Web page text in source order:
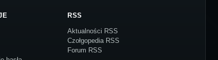
RSS
Aktualności RSS
Czołgopedia RSS
Forum RSS